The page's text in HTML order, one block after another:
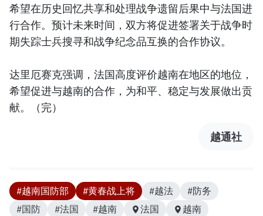
希望在历史回忆共享和处理战争遗留后果中与法国进
行合作。预计未来时间，双方将促进签署关于战争时
期失踪士兵搜寻和战争纪念品互换的合作协议。
达里厄赛克强调，法国高度评价越南在地区的地位，
希望促进与越南的合作，为和平、稳定与发展做出贡
献。（完）
越通社
#越南国防部 #黄春战上将 #越法
#防务
#国防
#法国 #越南 法国 越南